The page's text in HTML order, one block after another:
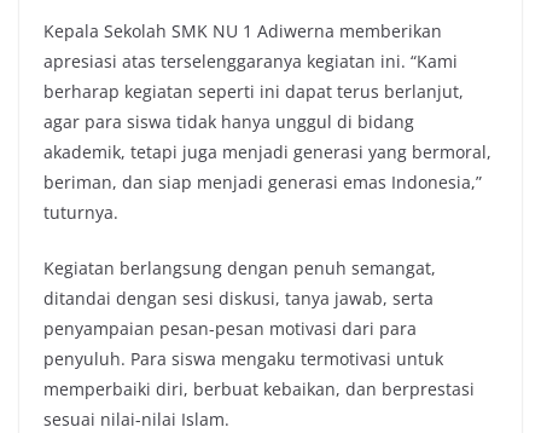
Kepala Sekolah SMK NU 1 Adiwerna memberikan
apresiasi atas terselenggaranya kegiatan ini. “Kami
berharap kegiatan seperti ini dapat terus berlanjut,
agar para siswa tidak hanya unggul di bidang
akademik, tetapi juga menjadi generasi yang bermoral,
beriman, dan siap menjadi generasi emas Indonesia,”
tuturnya.
Kegiatan berlangsung dengan penuh semangat,
ditandai dengan sesi diskusi, tanya jawab, serta
penyampaian pesan-pesan motivasi dari para
penyuluh. Para siswa mengaku termotivasi untuk
memperbaiki diri, berbuat kebaikan, dan berprestasi
sesuai nilai-nilai Islam.